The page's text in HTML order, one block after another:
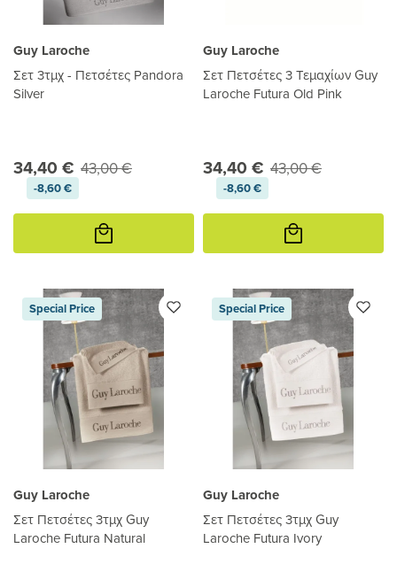
Guy Laroche
Σετ 3τμχ - Πετσέτες Pandora
Silver
34,40 € 43,00 €
-8,60 €
Προσθήκη
καλάθι
Guy Laroche
Σετ Πετσέτες 3 Τεμαχίων Guy
Laroche Futura Old Pink
34,40 € 43,00 €
-8,60 €
Προσθήκη
καλάθι
Special Price
Guy Laroche
Σετ Πετσέτες 3τμχ Guy
Laroche Futura Natural
Special Price
Guy Laroche
Σετ Πετσέτες 3τμχ Guy
Laroche Futura Ivory